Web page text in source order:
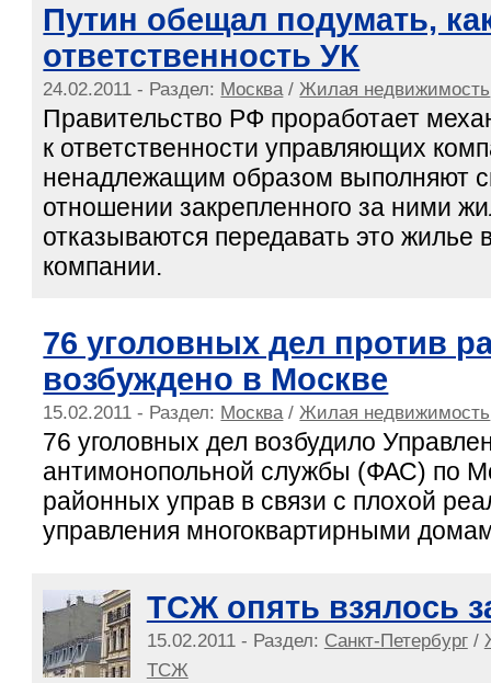
Путин обещал подумать,
ответственность УК
24.02.2011 - Раздел: Москва / Жилая недвижимость
Правительство РФ проработает
к ответственности управляющих
ненадлежащим образом выполняют
отношении закрепленного за ними
отказываются передавать это жилье
компании.
76 уголовных дел против
возбуждено в Москве
15.02.2011 - Раздел: Москва / Жилая недвижимость
76 уголовных дел возбудило
антимонопольной службы (ФАС) по
районных управ в связи с плохой
управления многоквартирными
ТСЖ опять взялось
15.02.2011 - Раздел: Санкт-Петербург/
ТСЖ